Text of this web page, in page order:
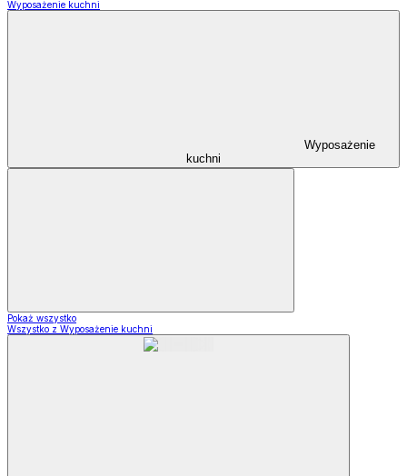
Wyposażenie kuchni
Wyposażenie
kuchni
Pokaż wszystko
Wszystko z Wyposażenie kuchni